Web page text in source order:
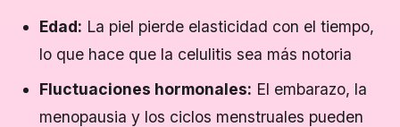
Edad: La piel pierde elasticidad con el tiempo,
lo que hace que la celulitis sea más notoria
Fluctuaciones hormonales: El embarazo, la
menopausia y los ciclos menstruales pueden